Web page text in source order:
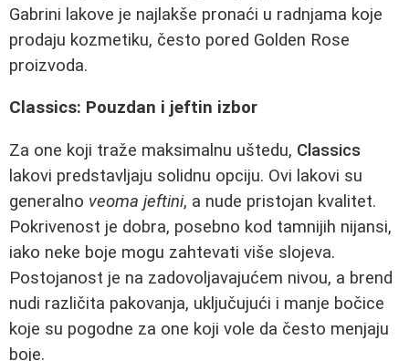
Gabrini lakove je najlakše pronaći u radnjama koje
prodaju kozmetiku, često pored Golden Rose
proizvoda.
Classics: Pouzdan i jeftin izbor
Za one koji traže maksimalnu uštedu, Classics
lakovi predstavljaju solidnu opciju. Ovi lakovi su
generalno veoma jeftini, a nude pristojan kvalitet.
Pokrivenost je dobra, posebno kod tamnijih nijansi,
iako neke boje mogu zahtevati više slojeva.
Postojanost je na zadovoljavajućem nivou, a brend
nudi različita pakovanja, uključujući i manje bočice
koje su pogodne za one koji vole da često menjaju
boje.